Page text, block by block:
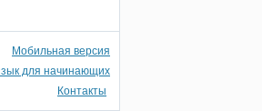
Мобильная версия
для начинающих
Контакты